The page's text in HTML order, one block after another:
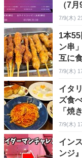
（7
7/9(木)
1本
ン串
互に
7/9(木)
イタ
ズ食
「焼
7/9(木)
イン
ンジ